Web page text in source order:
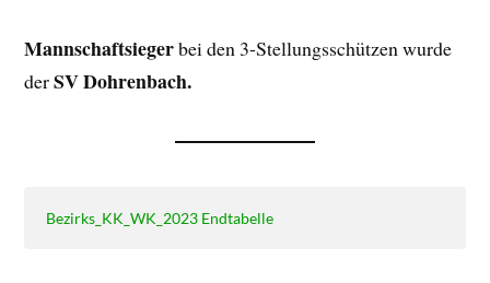
Mannschaftsiegerbei den 3-Stellungsschützen wurde
derSV Dohrenbach.
Bezirks_KK_WK_2023 Endtabelle